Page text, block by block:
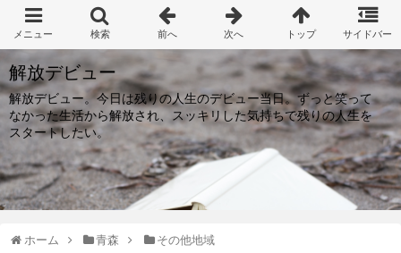
解放デビュー
解放デビュー。今日は残りの人生のデビュー当日。ずっと笑って
なかった生活から解放され、スッキリした気持ちで残りの人生を
スタートしたい。
ホーム 青森 その他地域